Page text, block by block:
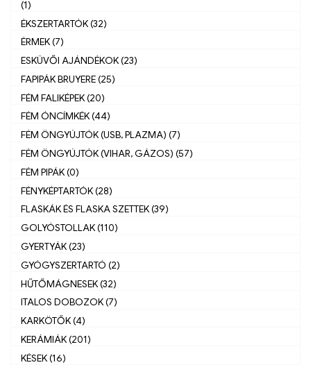
(1)
ÉKSZERTARTÓK (32)
ÉRMEK (7)
ESKÜVŐI AJÁNDÉKOK (23)
FAPIPÁK BRUYERE (25)
FÉM FALIKÉPEK (20)
FÉM ÓNCÍMKÉK (44)
FÉM ÖNGYÚJTÓK (USB, PLAZMA) (7)
FÉM ÖNGYÚJTÓK (VIHAR, GÁZOS) (57)
FÉM PIPÁK (0)
FÉNYKÉPTARTÓK (28)
FLASKÁK ÉS FLASKA SZETTEK (39)
GOLYÓSTOLLAK (110)
GYERTYÁK (23)
GYÓGYSZERTARTÓ (2)
HŰTŐMÁGNESEK (32)
ITALOS DOBOZOK (7)
KARKÖTŐK (4)
KERÁMIÁK (201)
KÉSEK (16)